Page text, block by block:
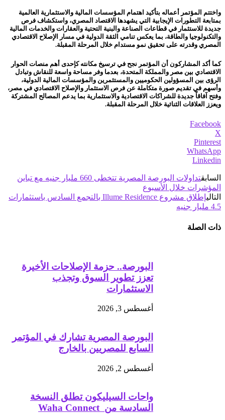
واختتم المؤتمر أعماله بتأكيد اهتمام المؤسسات المالية والاستثمارية العالمية
بمتابعة التطورات الإيجابية التي يشهدها الاقتصاد المصري، واستكشاف فرص
جديدة للاستثمار في قطاعات الصناعة والبنية التحتية والعقارات والخدمات المالية
والتكنولوجيا والطاقة، بما يعكس تنامي الثقة الدولية في مسار الإصلاح الاقتصادي
المصري وقدرته على تحقيق نمو مستدام خلال المرحلة المقبلة.
كما أكد المشاركون أن المؤتمر نجح في ترسيخ مكانته كإحدى أهم منصات الحوار
الاقتصادي بين مصر والمملكة المتحدة، بعدما وفر مساحة واسعة للنقاش وتبادل
الرؤى بين المسؤولين الحكوميين والمستثمرين والمؤسسات المالية الدولية،
وأسهم في تقديم صورة متكاملة عن فرص الاستثمار والإصلاح الاقتصادي في مصر،
وفتح آفاقاً جديدة للشراكات الاقتصادية والاستثمارية بما يدعم المصالح المشتركة
ويعزز العلاقات الثنائية خلال المرحلة المقبلة.
Facebook
X
Pinterest
WhatsApp
Linkedin
السابق
تداولات البورصة المصرية تتخطى 660 مليار جنيه مع تباين
المؤشرات خلال الأسبوع
التالي
إطلاق مشروع Illume Residence بالتجمع السادس باستثمارات
4.5 مليار جنيه
ذات الصلة
البورصة.. حزمة الإصلاحات الأخيرة
تعزز تطوير السوق وتجذب
الاستثمارات
أغسطس 3, 2026
البورصة المصرية تشارك في المؤتمر
السابع للمصريين بالخارج
أغسطس 2, 2026
واحات السيليكون تطلق النسخة
السادسة من Waha Connect